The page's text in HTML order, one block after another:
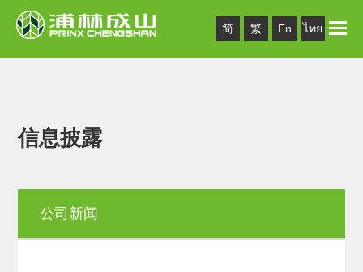
简 繁 En ไทย Toggle
信息披露
公司新闻